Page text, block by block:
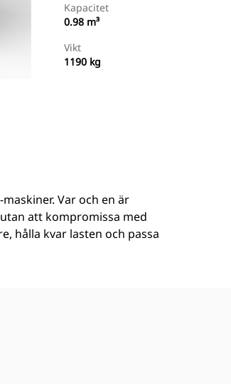
Kapacitet
0.98 m³
Vikt
1190 kg
Var och en är
att kompromissa med
hålla kvar lasten och passa